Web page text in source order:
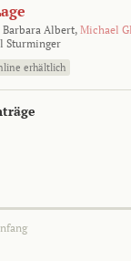
Barbara Albert, Michael
Sturminger
erhältlich